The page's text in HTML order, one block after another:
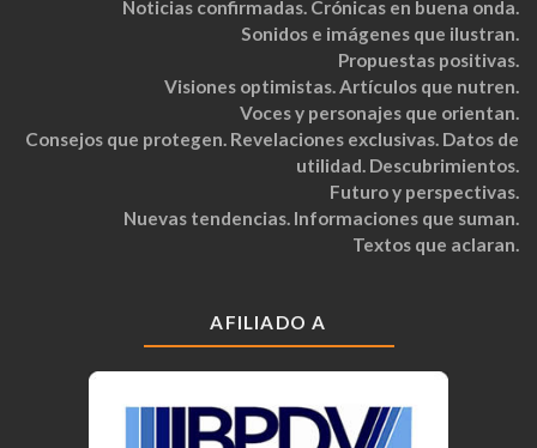
Noticias confirmadas. Crónicas en buena onda.
Sonidos e imágenes que ilustran.
Propuestas positivas.
Visiones optimistas. Artículos que nutren.
Voces y personajes que orientan.
Consejos que protegen. Revelaciones exclusivas. Datos de
utilidad. Descubrimientos.
Futuro y perspectivas.
Nuevas tendencias. Informaciones que suman.
Textos que aclaran.
AFILIADO A